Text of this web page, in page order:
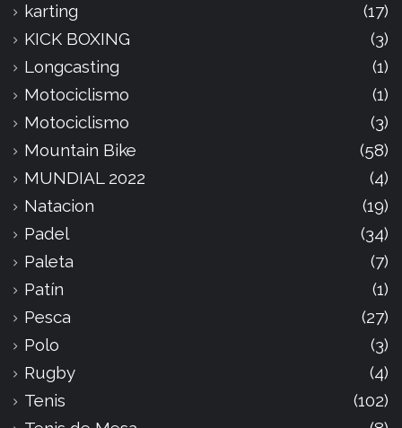
karting
(17)
KICK BOXING
(3)
Longcasting
(1)
Motociclismo
(1)
Motociclismo
(3)
Mountain Bike
(58)
MUNDIAL 2022
(4)
Natacion
(19)
Padel
(34)
Paleta
(7)
Patín
(1)
Pesca
(27)
Polo
(3)
Rugby
(4)
Tenis
(102)